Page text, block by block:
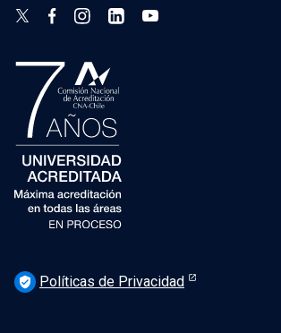
verified_user Políticas de Privacidad